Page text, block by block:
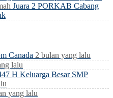
Juara 2 PORKAB Cabang
Canada 2 bulan yang lalu
lalu
H Keluarga Besar SMP
yang lalu